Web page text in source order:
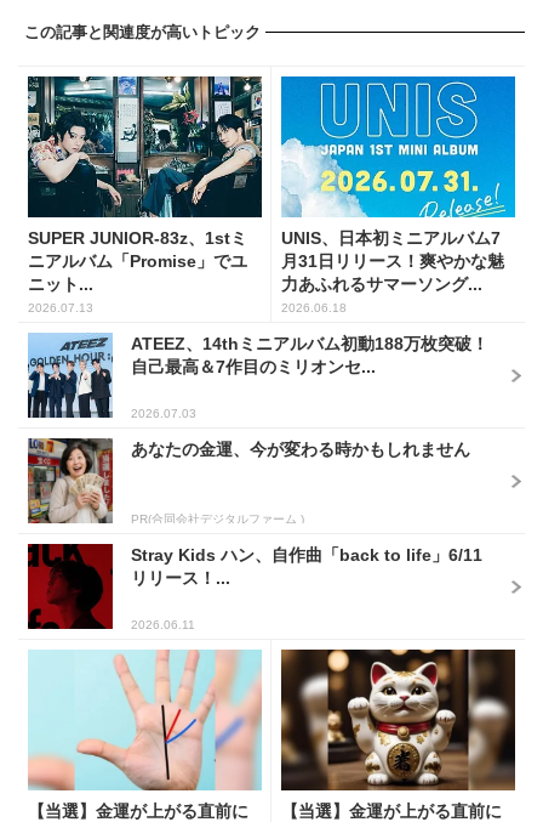
この記事と関連度が高いトピック
SUPER JUNIOR-83z、1stミ
ニアルバム「Promise」でユ
ニット...
2026.07.13
UNIS、日本初ミニアルバム7
月31日リリース！爽やかな魅
力あふれるサマーソング...
2026.06.18
ATEEZ、14thミニアルバム初動188万枚突破！
自己最高＆7作目のミリオンセ...
2026.07.03
あなたの金運、今が変わる時かもしれません
PR(合同会社デジタルファーム )
Stray Kids ハン、自作曲「back to life」6/11
リリース！...
2026.06.11
【当選】金運が上がる直前に
【当選】金運が上がる直前に